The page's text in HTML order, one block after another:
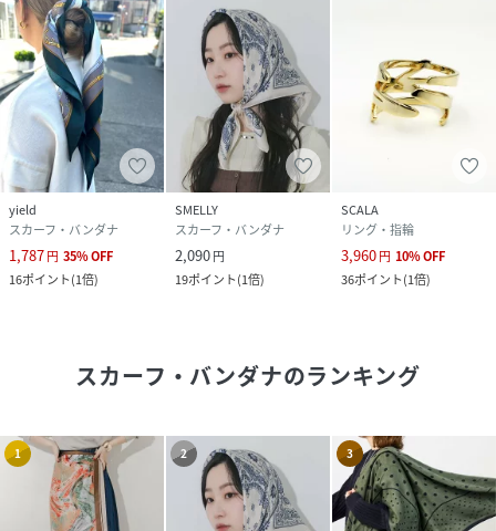
yield
スカーフ・バンダナ
1,787円 35%OFF
16ポイント(1倍)
SMELLY
スカーフ・バンダナ
2,090円
19ポイント(1倍)
SCALA
リング・指輪
3,960円 10%OFF
36ポイント(1倍)
スカーフ・バンダナのランキング
1 2 3